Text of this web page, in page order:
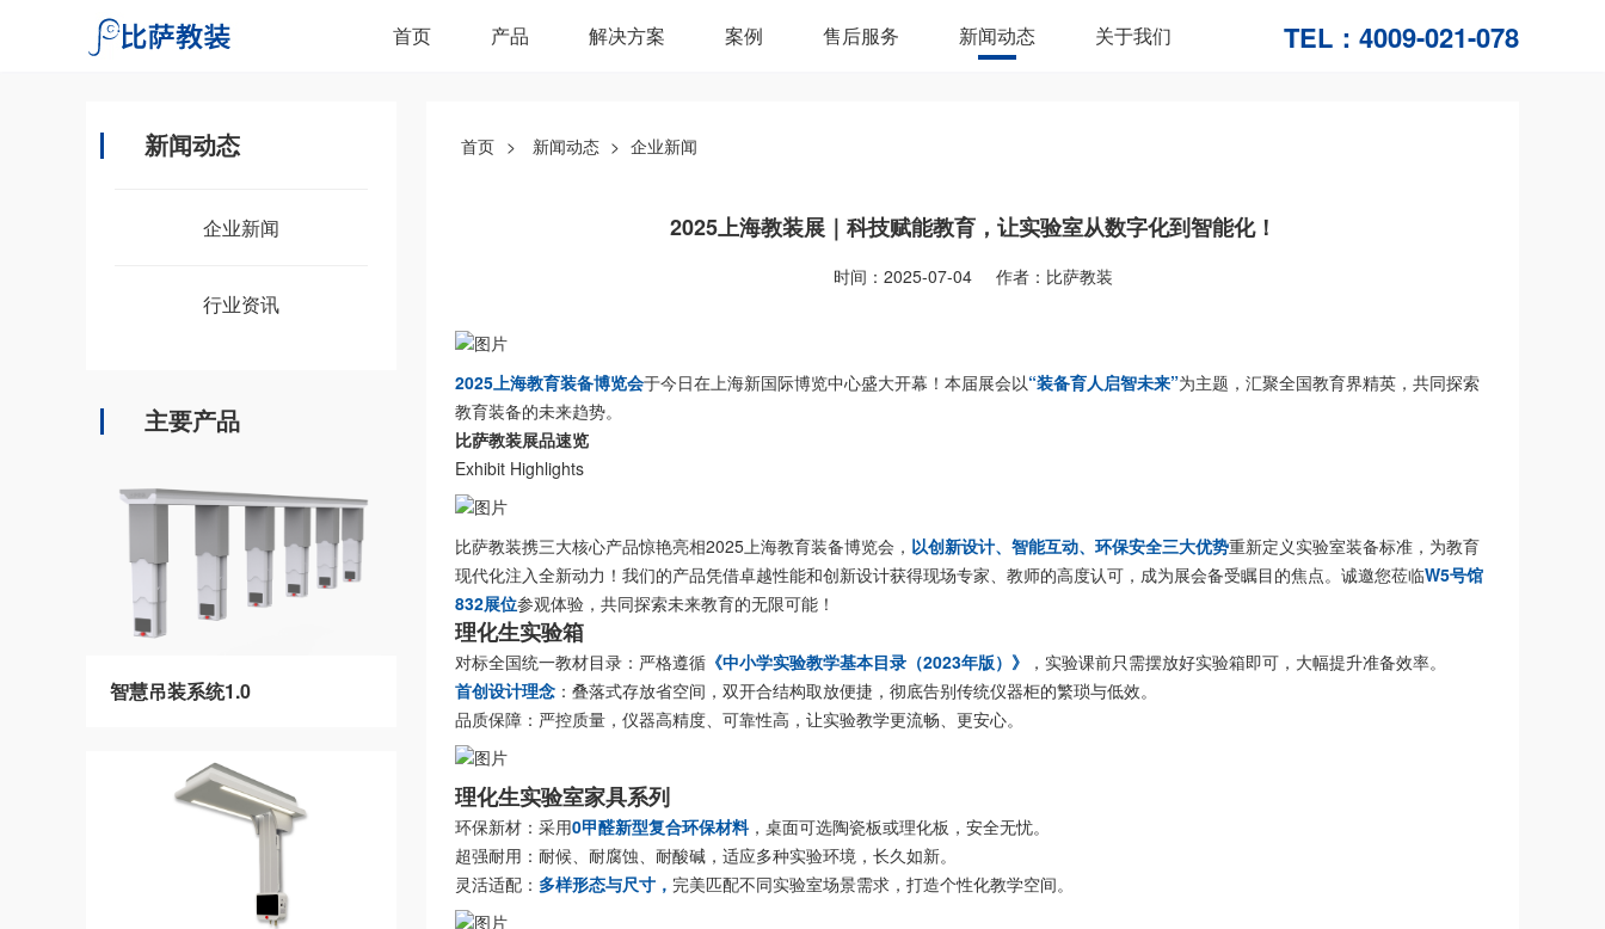
首页 产品 解决方案 案例 售后服务 新闻动态 关于我们 TEL： 4009-021-078
新闻动态
企业新闻
行业资讯
主要产品
智慧吊装系统1.0
首页 > 新闻动态 > 企业新闻
2025上海教装展｜科技赋能教育，让实验室从数字化到智能化！
时间：2025-07-04 作者：比萨教装
2025上海教育装备博览会于今日在上海新国际博览中心盛大开幕！本届展会以“装备育人启智未来”为主题，汇聚全国教育界精英，共同探索
教育装备的未来趋势。
比萨教装展品速览
Exhibit Highlights
比萨教装携三大核心产品惊艳亮相2025上海教育装备博览会， 以创新设计、智能互动、环保安全三大优势重新定义实验室装备标准，为教育
现代化注入全新动力！我们的产品凭借卓越性能和创新设计获得现场专家、教师的高度认可，成为展会备受瞩目的焦点。诚邀您莅临W5号馆
832展位参观体验，共同探索未来教育的无限可能！
理化生实验箱
对标全国统一教材目录：严格遵循 《中小学实验教学基本目录（2023年版）》
，实验课前只需摆放好实验箱即可，大幅提升准备效率。
首创设计理念 ：叠落式存放省空间，双开合结构取放便捷，彻底告别传统仪器柜的繁琐与低效。
品质保障：严控质量，仪器高精度、可靠性高，让实验教学更流畅、更安心。
理化生实验室家具系列
环保新材：采用0甲醛新型复合环保材料，桌面可选陶瓷板或理化板，安全无忧。
超强耐用：耐候、耐腐蚀、耐酸碱，适应多种实验环境，长久如新。
灵活适配： 多样形态与尺寸， 完美匹配不同实验室场景需求，打造个性化教学空间。